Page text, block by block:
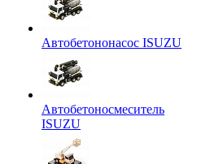
Автобетононасос ISUZU
Автобетоносмеситель
ISUZU